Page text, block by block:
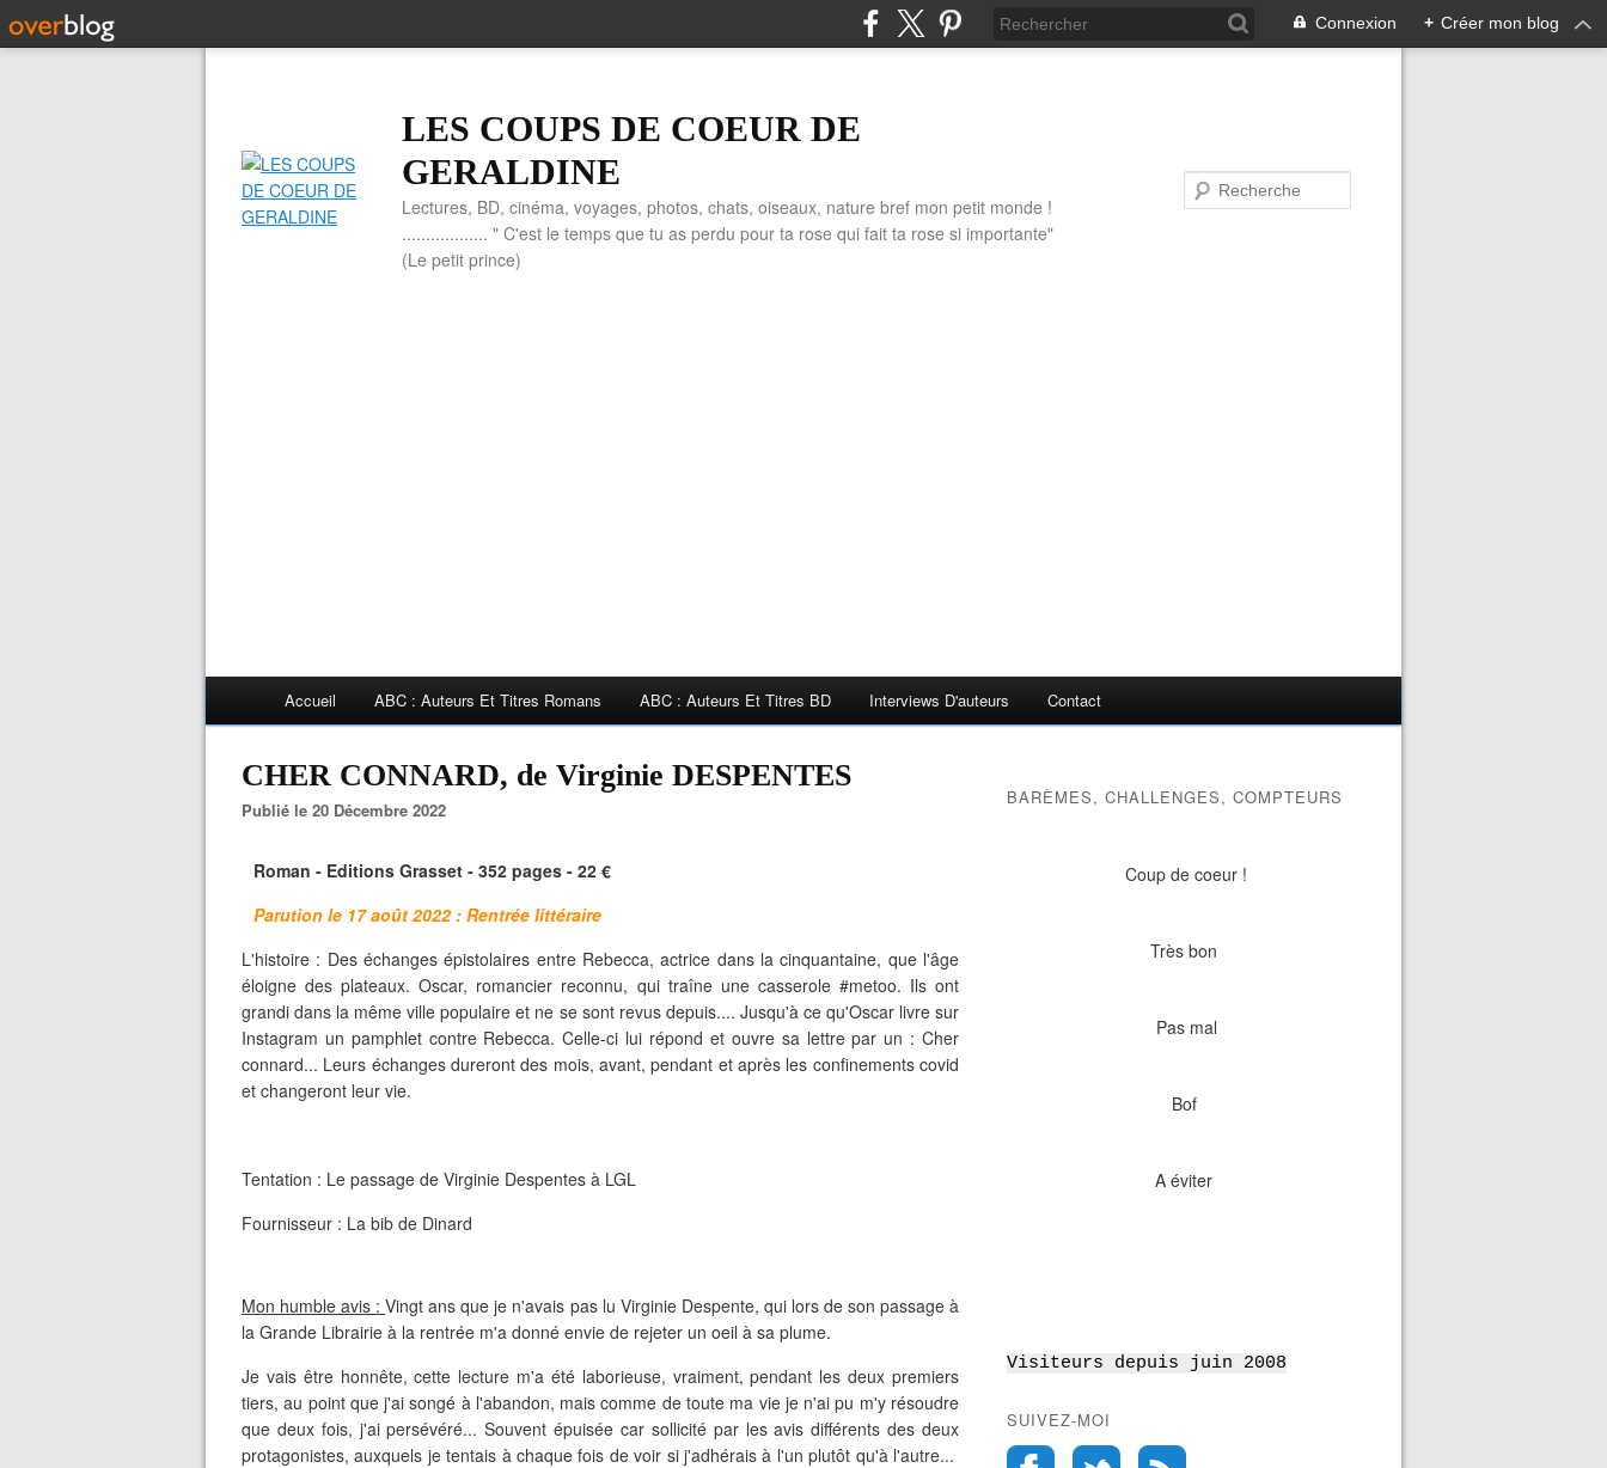
Connexion + Créer mon blog
LES COUPS DE COEUR DE
GERALDINE
Lectures, BD, cinéma, voyages, photos, chats, oiseaux, nature bref mon petit monde !
.................. " C'est le temps que tu as perdu pour ta rose qui fait ta rose si importante"
(Le petit prince)
Accueil ABC : Auteurs Et Titres Romans ABC : Auteurs Et Titres BD Interviews D'auteurs Contact
CHER CONNARD, de Virginie DESPENTES
Publié le 20 Décembre 2022
Roman - Editions Grasset - 352 pages - 22 €
Parution le 17 août 2022 : Rentrée littéraire
L'histoire : Des échanges épistolaires entre Rebecca, actrice dans la cinquantaine, que l'âge
éloigne des plateaux. Oscar, romancier reconnu, qui traîne une casserole #metoo. Ils ont
grandi dans la même ville populaire et ne se sont revus depuis.... Jusqu'à ce qu'Oscar livre sur
Instagram un pamphlet contre Rebecca. Celle-ci lui répond et ouvre sa lettre par un : Cher
connard... Leurs échanges dureront des mois, avant, pendant et après les confinements covid
et changeront leur vie.
Tentation : Le passage de Virginie Despentes à LGL
Fournisseur : La bib de Dinard
Mon humble avis :Vingt ans que je n'avais pas lu Virginie Despente, qui lors de son passage à
la Grande Librairie à la rentrée m'a donné envie de rejeter un oeil à sa plume.
Je vais être honnête, cette lecture m'a été laborieuse, vraiment, pendant les deux premiers
tiers, au point que j'ai songé à l'abandon, mais comme de toute ma vie je n'ai pu m'y résoudre
que deux fois, j'ai persévéré... Souvent épuisée car sollicité par les avis différents des deux
protagonistes, auxquels je tentais à chaque fois de voir si j'adhérais à l'un plutôt qu'à l'autre...
BARÈMES, CHALLENGES, COMPTEURS
Coup de coeur !
Très bon
Pas mal
Bof
A éviter
Visiteurs depuis juin 2008
SUIVEZ-MOI